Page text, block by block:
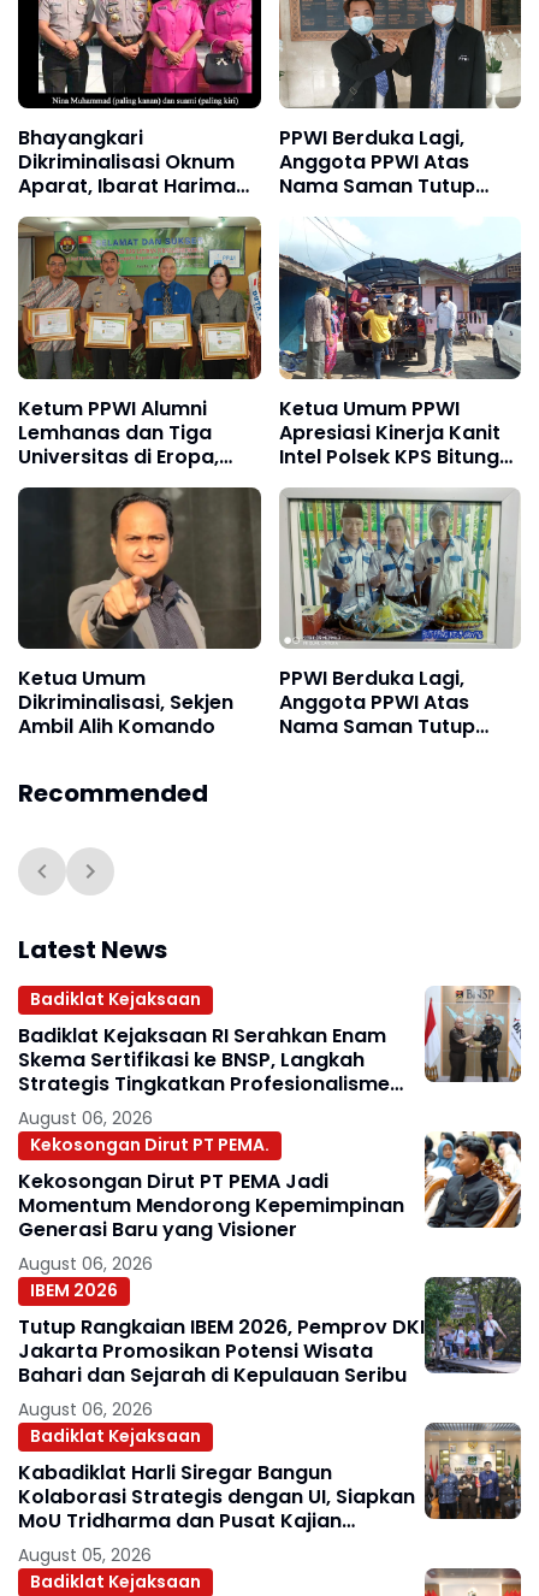
Bhayangkari
Dikriminalisasi Oknum
Aparat, Ibarat Harimau
Makan Anaknya Sendiri
PPWI Berduka Lagi,
Anggota PPWI Atas
Nama Saman Tutup
Usia
Ketum PPWI Alumni
Lemhanas dan Tiga
Universitas di Eropa,
Apakah PPWI itu?
Ketua Umum PPWI
Apresiasi Kinerja Kanit
Intel Polsek KPS Bitung
Aipda Soeyadi Duhe
Ketua Umum
Dikriminalisasi, Sekjen
Ambil Alih Komando
PPWI Berduka Lagi,
Anggota PPWI Atas
Nama Saman Tutup
Recommended
Latest News
Badiklat Kejaksaan
Badiklat Kejaksaan RI Serahkan Enam
Skema Sertifikasi ke BNSP, Langkah
Strategis Tingkatkan Profesionalisme
Jaksa
August 06, 2026
Kekosongan Dirut PT PEMA.
Kekosongan Dirut PT PEMA Jadi
Momentum Mendorong Kepemimpinan
Generasi Baru yang Visioner
August 06, 2026
IBEM 2026
Tutup Rangkaian IBEM 2026, Pemprov DKI
Jakarta Promosikan Potensi Wisata
Bahari dan Sejarah di Kepulauan Seribu
August 06, 2026
Badiklat Kejaksaan
Kabadiklat Harli Siregar Bangun
Kolaborasi Strategis dengan UI, Siapkan
MoU Tridharma dan Pusat Kajian
Kejaksaan
August 05, 2026
Badiklat Kejaksaan